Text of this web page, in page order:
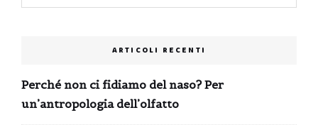
ARTICOLI RECENTI
Perché non ci fidiamo del naso? Per
un’antropologia dell’olfatto